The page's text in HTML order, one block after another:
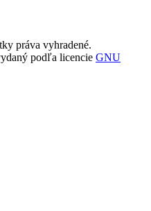
práva vyhradené.
podľa licencie GNU